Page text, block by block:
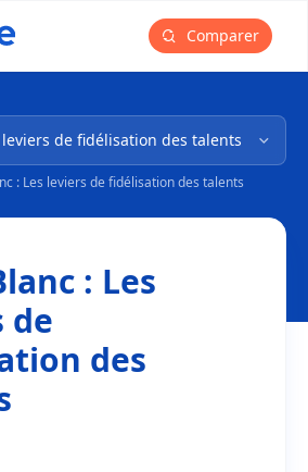
Comparer
: Les leviers de fidélisation des talents
: Les
de
des